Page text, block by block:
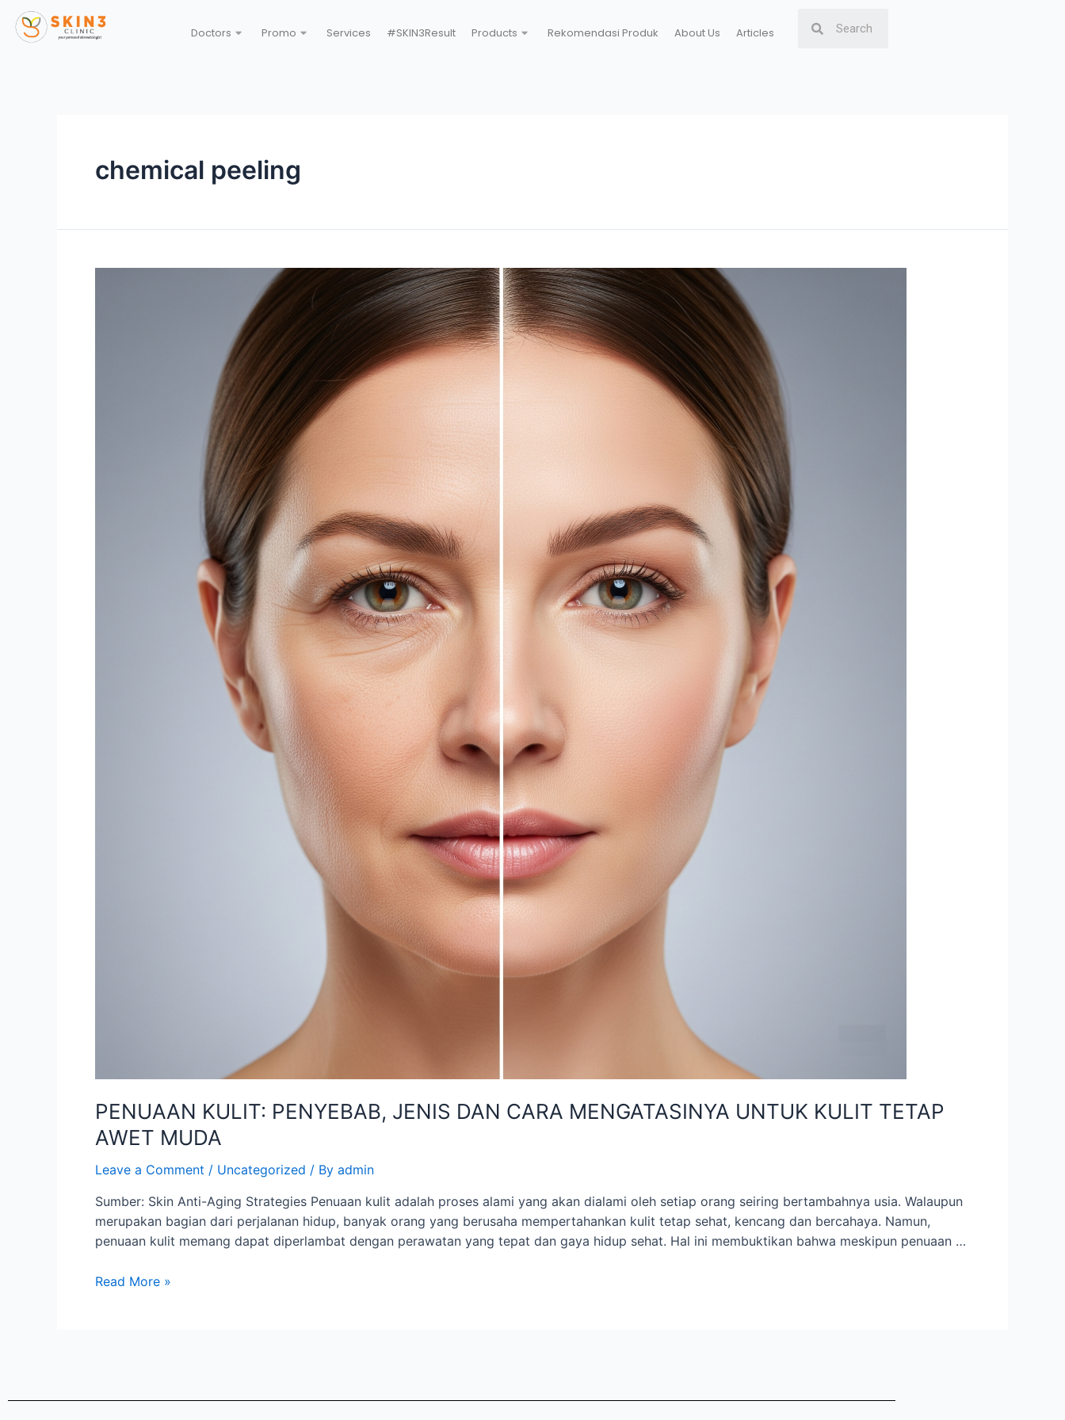
Doctors Promo Services #SKIN3Result Products Rekomendasi Produk About Us Articles
chemical peeling
PENUAAN KULIT: PENYEBAB, JENIS DAN CARA MENGATASINYA UNTUK KULIT TETAP
AWET MUDA
Leave a Comment / Uncategorized / By admin
Sumber: Skin Anti-Aging Strategies Penuaan kulit adalah proses alami yang akan dialami oleh setiap orang seiring bertambahnya usia. Walaupun
merupakan bagian dari perjalanan hidup, banyak orang yang berusaha mempertahankan kulit tetap sehat, kencang dan bercahaya. Namun,
penuaan kulit memang dapat diperlambat dengan perawatan yang tepat dan gaya hidup sehat. Hal ini membuktikan bahwa meskipun penuaan …
Read More »